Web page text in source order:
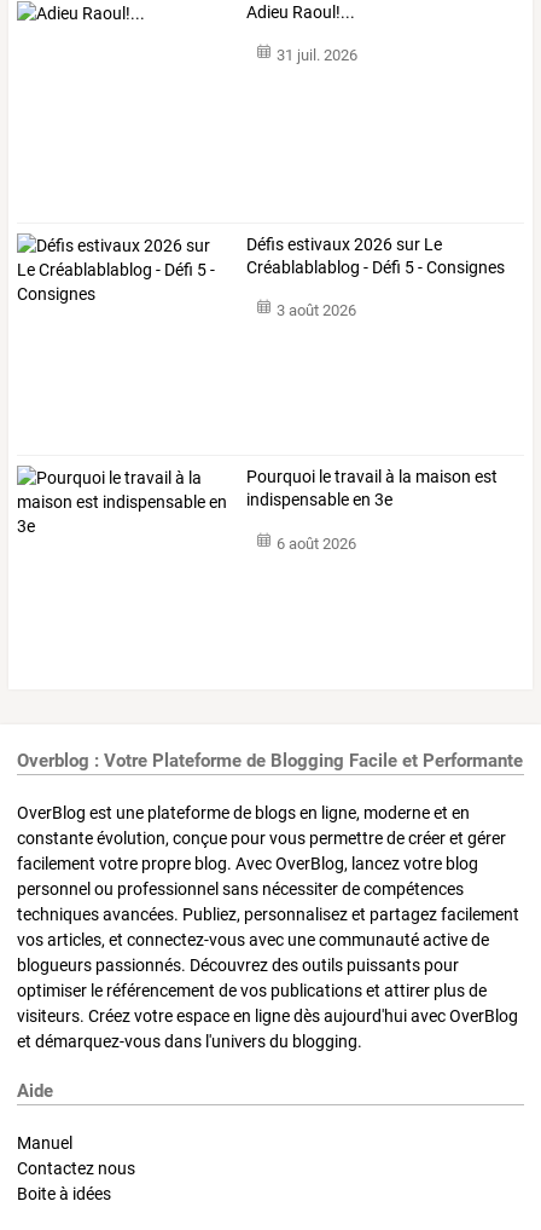
Adieu Raoul!...
31 juil. 2026
Défis estivaux 2026 sur Le
Créablablablog - Défi 5 - Consignes
3 août 2026
Pourquoi le travail à la maison est
indispensable en 3e
6 août 2026
Overblog : Votre Plateforme de Blogging Facile et Performante
OverBlog est une plateforme de blogs en ligne, moderne et en
constante évolution, conçue pour vous permettre de créer et gérer
facilement votre propre blog. Avec OverBlog, lancez votre blog
personnel ou professionnel sans nécessiter de compétences
techniques avancées. Publiez, personnalisez et partagez facilement
vos articles, et connectez-vous avec une communauté active de
blogueurs passionnés. Découvrez des outils puissants pour
optimiser le référencement de vos publications et attirer plus de
visiteurs. Créez votre espace en ligne dès aujourd'hui avec OverBlog
et démarquez-vous dans l'univers du blogging.
Aide
Manuel
Contactez nous
Boite à idées